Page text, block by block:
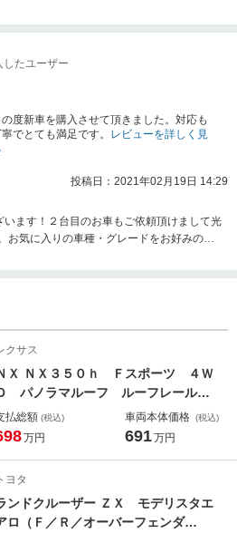
したユーザー
の度新車を購入させて頂きました。対応も
でとても満足です。 レビューを詳しく見
投稿日：2021年02月19日 14:29
ます！２台目のお車もご依頼頂けまして光
お気に入りの車種・グレードをお好みのボ
きますのでごれからもどうぞ宜しくお願い
願い申し上げます★
クサス
Ｘ ＮＸ３５０ｈ Ｆスポーツ ４Ｗ
パノラマルーフ ルーフレール
ジタルインナーミラー オレンジキ
リパー 後席電動格納シート ＡＣ
４インチディスプレイ
払総額 (税込)
万円
車両本体価格 (税込)
691万円
ヨタ
ンドクルーザー ＺＸ モデリスタエ
ロ（Ｆ／Ｒ／オーバーフェンダ